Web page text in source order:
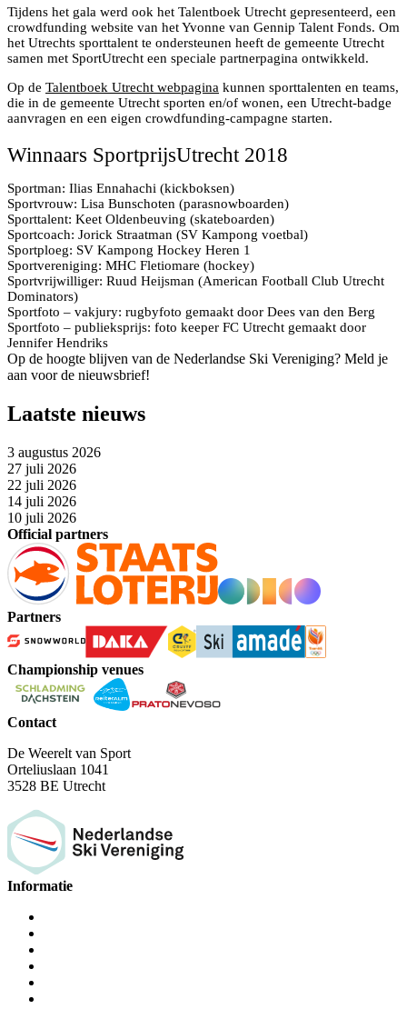
Tijdens het gala werd ook het Talentboek Utrecht gepresenteerd, een
crowdfunding website van het Yvonne van Gennip Talent Fonds. Om
het Utrechts sporttalent te ondersteunen heeft de gemeente Utrecht
samen met SportUtrecht een speciale partnerpagina ontwikkeld.
Op de Talentboek Utrecht webpagina kunnen sporttalenten en teams,
die in de gemeente Utrecht sporten en/of wonen, een Utrecht-badge
aanvragen en een eigen crowdfunding-campagne starten.
Winnaars SportprijsUtrecht 2018
Sportman: Ilias Ennahachi (kickboksen)
Sportvrouw: Lisa Bunschoten (parasnowboarden)
Sporttalent: Keet Oldenbeuving (skateboarden)
Sportcoach: Jorick Straatman (SV Kampong voetbal)
Sportploeg: SV Kampong Hockey Heren 1
Sportvereniging: MHC Fletiomare (hockey)
Sportvrijwilliger: Ruud Heijsman (American Football Club Utrecht
Dominators)
Sportfoto – vakjury: rugbyfoto gemaakt door Dees van den Berg
Sportfoto – publieksprijs: foto keeper FC Utrecht gemaakt door
Jennifer Hendriks
Op de hoogte blijven van de Nederlandse Ski Vereniging? Meld je
aan voor de nieuwsbrief!
Laatste nieuws
3 augustus 2026
27 juli 2026
22 juli 2026
14 juli 2026
10 juli 2026
Official partners
Partners
Championship venues
Contact
De Weerelt van Sport
Orteliuslaan 1041
3528 BE Utrecht
Informatie